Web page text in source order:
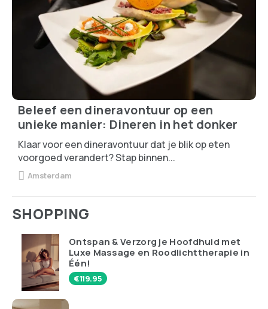
Beleef een dineravontuur op een
unieke manier: Dineren in het donker
Klaar voor een dineravontuur dat je blik op eten
voorgoed verandert? Stap binnen...
Amsterdam
SHOPPING
Ontspan & Verzorg je Hoofdhuid met
Luxe Massage en Roodlichttherapie in
Één!
€119.95